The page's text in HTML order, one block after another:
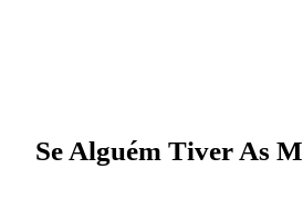
Se Alguém Tiver As